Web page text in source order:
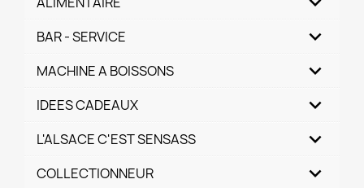
BAR - SERVICE
MACHINE A BOISSONS
IDEES CADEAUX
L'ALSACE C'EST SENSASS
COLLECTIONNEUR